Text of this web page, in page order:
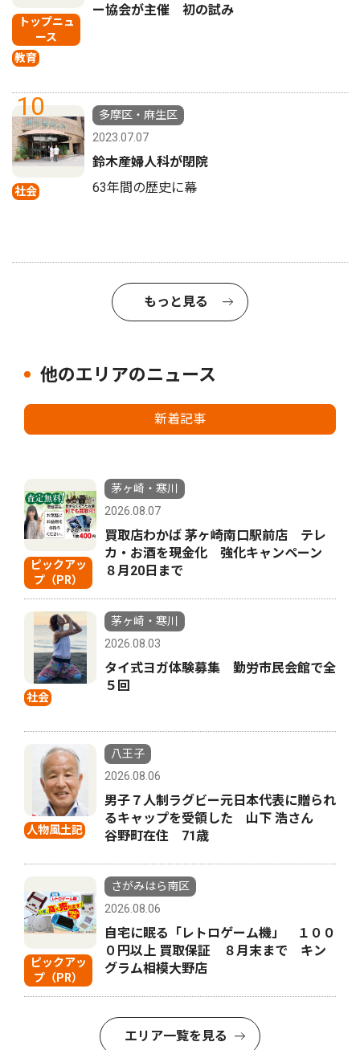
トップニュ
ース
教育
ー協会が主催 初の試み
10
社会
多摩区・麻生区
2023.07.07
鈴木産婦人科が閉院
63年間の歴史に幕
もっと見る
他のエリアのニュース
新着記事
ピックアッ
プ（PR）
茅ヶ崎・寒川
2026.08.07
買取店わかば 茅ヶ崎南口駅前店 テレ
カ・お酒を現金化 強化キャンペーン
８月20日まで
社会
茅ヶ崎・寒川
2026.08.03
タイ式ヨガ体験募集 勤労市民会館で全
５回
人物風土記
八王子
2026.08.06
男子７人制ラグビー元日本代表に贈られ
るキャップを受領した 山下 浩さん
谷野町在住 71歳
ピックアッ
プ（PR）
さがみはら南区
2026.08.06
自宅に眠る「レトロゲーム機」 １００
０円以上 買取保証 ８月末まで キン
グラム相模大野店
エリア一覧を見る